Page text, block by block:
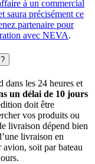
à un commercial
saura précisément ce
partenaire pour
avec NEVA.
dans les 24 heures et
un délai de 10 jours
doit être
vos produits ou
livraison dépend bien
livraison en
soit par bateau